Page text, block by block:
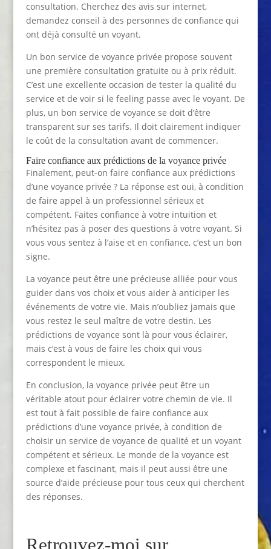
consultation. Cherchez des avis sur internet,
demandez conseil à des personnes de confiance qui
ont déjà consulté un voyant.
Un bon service de voyance privée propose souvent
une première consultation gratuite ou à prix réduit.
C’est une excellente occasion de tester la qualité du
service et de voir si le feeling passe avec le voyant. De
plus, un bon service de voyance se doit d’être
transparent sur ses tarifs. Il doit clairement indiquer
le coût de la consultation avant de commencer.
Faire confiance aux prédictions de la voyance privée
Finalement, peut-on faire confiance aux prédictions
d’une voyance privée ? La réponse est oui, à condition
de faire appel à un professionnel sérieux et
compétent. Faites confiance à votre intuition et
n’hésitez pas à poser des questions à votre voyant. Si
vous vous sentez à l’aise et en confiance, c’est un bon
signe.
La voyance peut être une précieuse alliée pour vous
guider dans vos choix et vous aider à anticiper les
événements de votre vie. Mais n’oubliez jamais que
vous restez le seul maître de votre destin. Les
prédictions de voyance sont là pour vous éclairer,
mais c’est à vous de faire les choix qui vous
correspondent le mieux.
En conclusion, la voyance privée peut être un
véritable atout pour éclairer votre chemin de vie. Il
est tout à fait possible de faire confiance aux
prédictions d’une voyance privée, à condition de
choisir un service de voyance de qualité et un voyant
compétent et sérieux. Le monde de la voyance est
complexe et fascinant, mais il peut aussi être une
source d’aide précieuse pour tous ceux qui cherchent
des réponses.
Retrouvez-moi sur